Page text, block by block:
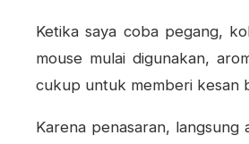
Ketika saya coba pegang,
mouse mulai digunakan,
cukup untuk memberi kesan
Karena penasaran, langsung